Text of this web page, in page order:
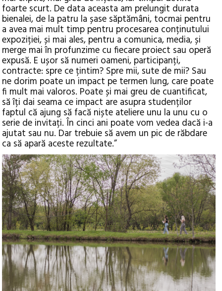
foarte scurt. De data aceasta am prelungit durata
bienalei, de la patru la șase săptămâni, tocmai pentru
a avea mai mult timp pentru procesarea conținutului
expoziției, și mai ales, pentru a comunica, media, și
merge mai în profunzime cu fiecare proiect sau operă
expusă. E ușor să numeri oameni, participanți,
contracte: spre ce țintim? Spre mii, sute de mii? Sau
ne dorim poate un impact pe termen lung, care poate
fi mult mai valoros. Poate și mai greu de cuantificat,
să îți dai seama ce impact are asupra studenților
faptul că ajung să facă niște ateliere unu la unu cu o
serie de invitați. În cinci ani poate vom vedea dacă i-a
ajutat sau nu. Dar trebuie să avem un pic de răbdare
ca să apară aceste rezultate.”